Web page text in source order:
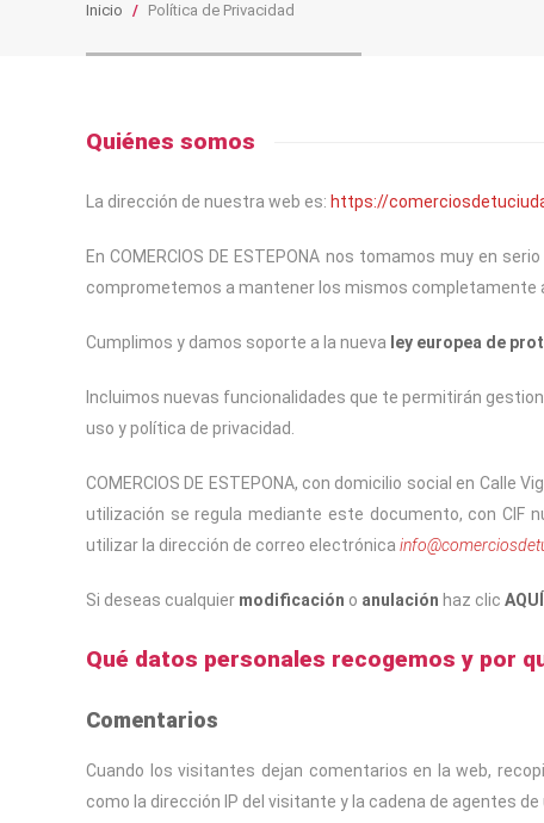
Inicio / Política de Privacidad
Quiénes somos
La dirección de nuestra web es: https://
En COMERCIOS DE ESTEPONA nos tomamos muy en
comprometemos a mantener los mismos completamente
Cumplimos y damos soporte a la nueva ley europea de
Incluimos nuevas funcionalidades que te permitirán
uso y política de privacidad.
COMERCIOS DE ESTEPONA, con domicilio social en
utilización se regula mediante este documento, con CIF
utilizar la dirección de correo electrónica
Si deseas cualquier modificación o anulación haz clic AQUÍ
Qué datos personales recogemos y por
Comentarios
Cuando los visitantes dejan comentarios en la web,
como la dirección IP del visitante y la cadena de agentes